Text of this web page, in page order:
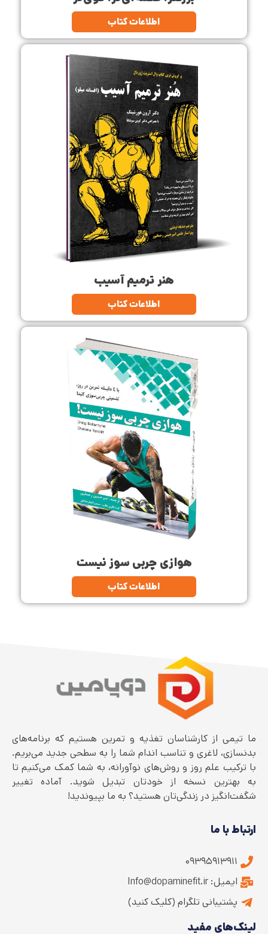
اطلاعات کتاب
هنر ترمیم آسیب
اطلاعات کتاب
هوازی چربی سوز نیست
اطلاعات کتاب
ما تیمی از کارشناسان تغذیه و تمرین هستیم که برنامه‌های
بدنسازی، لاغری و تناسب اندام شما را به سطحی جدید می‌بریم.
با ترکیب علم روز و روش‌های نوآورانه، به شما کمک می‌کنیم تا
به بهترین نسخه از خودتان تبدیل شوید. آماده تغییر
شگفت‌انگیز در زندگی‌تان هستید؟ به ما بپیوندید!
ارتباط با ما
۰۹۳۹۵۹۱۳۹۱۱
ایمیل: Info@dopaminefit.ir
پشتیبانی تلگرام (کلیک کنید)
لینک‌های مفید